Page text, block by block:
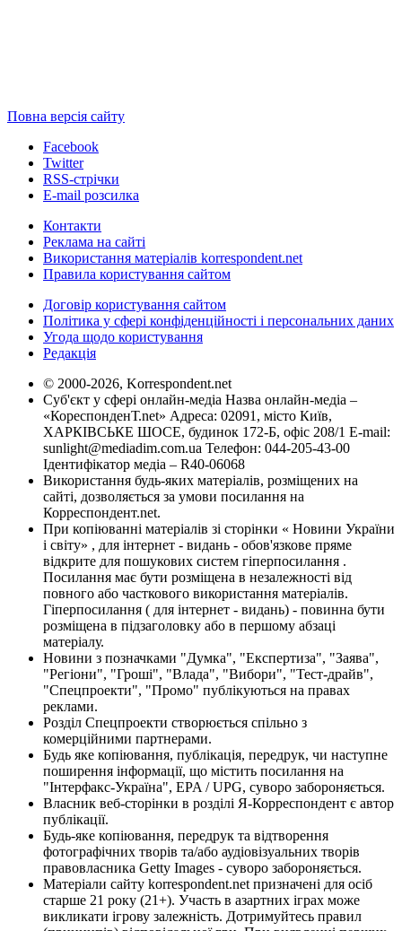
Повна версія сайту
Facebook
Twitter
RSS-стрічки
E-mail розсилка
Контакти
Реклама на сайті
Використання матеріалів korrespondent.net
Правила користування сайтом
Договір користування сайтом
Політика у сфері конфіденційності і персональних даних
Угода щодо користування
Редакція
© 2000-2026, Korrespondent.net
Суб'єкт у сфері онлайн-медіа Назва онлайн-медіа –
«КореспонденТ.net» Адреса: 02091, місто Київ,
ХАРКІВСЬКЕ ШОСЕ, будинок 172-Б, офіс 208/1 E-mail:
sunlight@mediadim.com.ua Телефон: 044-205-43-00
Ідентифікатор медіа – R40-06068
Використання будь-яких матеріалів, розміщених на
сайті, дозволяється за умови посилання на
Корреспондент.net.
При копіюванні матеріалів зі сторінки « Новини України
і світу» , для інтернет - видань - обов'язкове пряме
відкрите для пошукових систем гіперпосилання .
Посилання має бути розміщена в незалежності від
повного або часткового використання матеріалів.
Гіперпосилання ( для інтернет - видань) - повинна бути
розміщена в підзаголовку або в першому абзаці
матеріалу.
Новини з позначками "Думка", "Експертиза", "Заява",
"Регіони", "Гроші", "Влада", "Вибори", "Тест-драйв",
"Спецпроекти", "Промо" публікуються на правах
реклами.
Розділ Спецпроекти створюється спільно з
комерційними партнерами.
Будь яке копіювання, публікація, передрук, чи наступне
поширення інформації, що містить посилання на
"Інтерфакс-Україна", EPA / UPG, суворо забороняється.
Власник веб-сторінки в розділі Я-Корреспондент є автор
публікації.
Будь-яке копіювання, передрук та відтворення
фотографічних творів та/або аудіовізуальних творів
правовласника Getty Images - суворо забороняється.
Матеріали сайту korrespondent.net призначені для осіб
старше 21 року (21+). Участь в азартних іграх може
викликати ігрову залежність. Дотримуйтесь правил